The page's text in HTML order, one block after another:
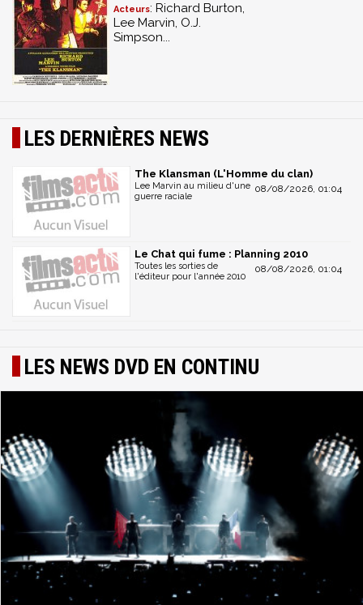
- Galerie photo
- Bonus caché
Acteurs: Richard Burton,
Lee Marvin, O.J.
Simpson...
LES DERNIÈRES NEWS
The Klansman (L'Homme du clan)
08/08/2026, 01:04
Lee Marvin au milieu d'une
guerre raciale
Le Chat qui fume : Planning 2010
08/08/2026, 01:04
Toutes les sorties de
l'éditeur pour l'année 2010
LES NEWS DVD EN CONTINU